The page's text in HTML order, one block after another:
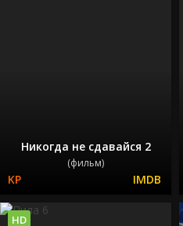
Никогда не сдавайся 2
(фильм)
HD